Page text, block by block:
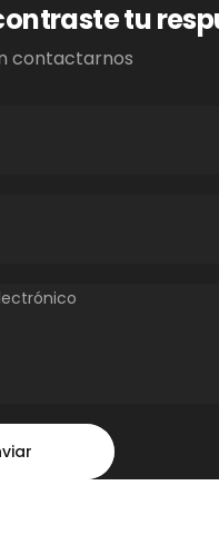
tu
contactarnos